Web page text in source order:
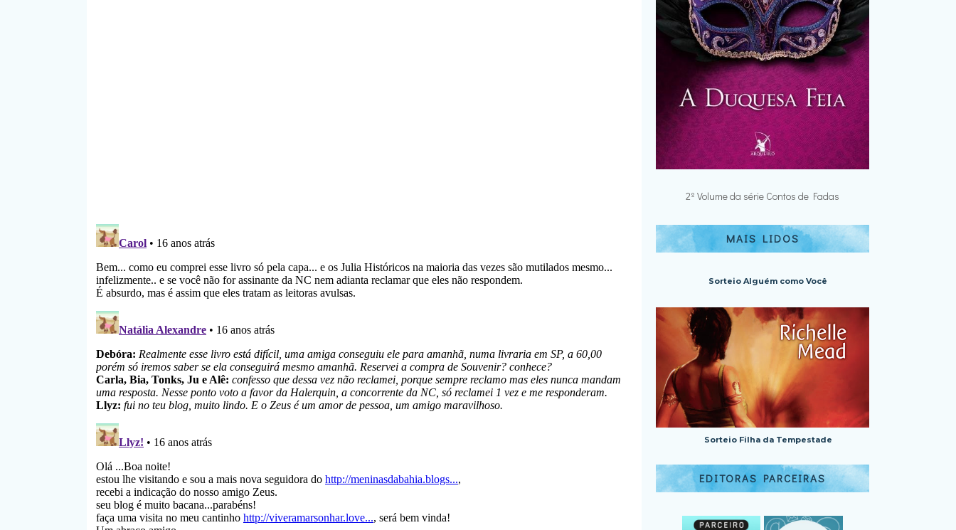
2º Volume da série Contos de Fadas
MAIS LIDOS
Sorteio Alguém como Você
Sorteio Filha da Tempestade
EDITORAS PARCEIRAS